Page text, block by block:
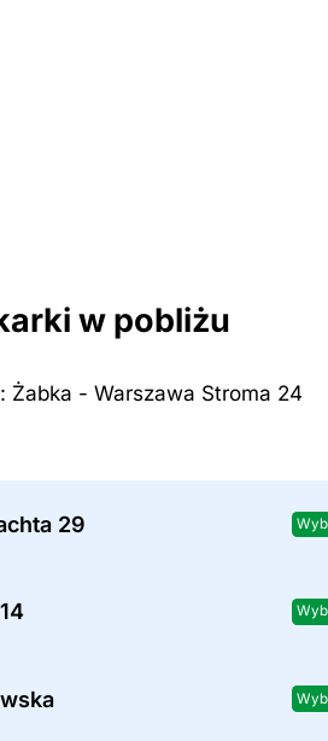
w pobliżu
Żabka - Warszawa Stroma 24
29